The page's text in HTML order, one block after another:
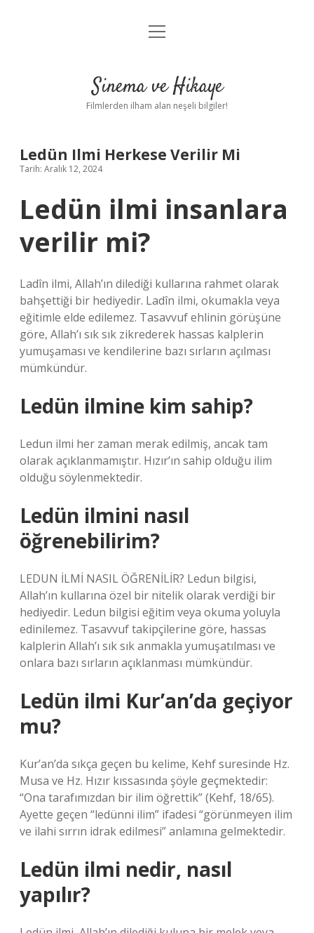
Gizlilik Politikası
Yasal Uyarı
menüyü
Sinema ve Hikaye
Filmlerden ilham alan neşeli bilgiler!
Ledün Ilmi Herkese Verilir Mi
Tarih: Aralık 12, 2024
Ledün ilmi insanlara
verilir mi?
Ladîn ilmi, Allah’ın dilediği kullarına rahmet olarak
bahşettiği bir hediyedir. Ladîn ilmi, okumakla veya
eğitimle elde edilemez. Tasavvuf ehlinin görüşüne
göre, Allah’ı sık sık zikrederek hassas kalplerin
yumuşaması ve kendilerine bazı sırların açılması
mümkündür.
Ledün ilmine kim sahip?
Ledun ilmi her zaman merak edilmiş, ancak tam
olarak açıklanmamıştır. Hızır’ın sahip olduğu ilim
olduğu söylenmektedir.
Ledün ilmini nasıl
öğrenebilirim?
LEDUN İLMİ NASIL ÖĞRENİLİR? Ledun bilgisi,
Allah’ın kullarına özel bir nitelik olarak verdiği bir
hediyedir. Ledun bilgisi eğitim veya okuma yoluyla
edinilemez. Tasavvuf takipçilerine göre, hassas
kalplerin Allah’ı sık sık anmakla yumuşatılması ve
onlara bazı sırların açıklanması mümkündür.
Ledün ilmi Kur’an’da geçiyor
mu?
Kur’an’da sıkça geçen bu kelime, Kehf suresinde Hz.
Musa ve Hz. Hızır kıssasında şöyle geçmektedir:
“Ona tarafımızdan bir ilim öğrettik” (Kehf, 18/65).
Ayette geçen “ledünni ilim” ifadesi “görünmeyen ilim
ve ilahi sırrın idrak edilmesi” anlamına gelmektedir.
Ledün ilmi nedir, nasıl
yapılır?